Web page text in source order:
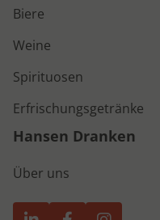
Biere
Weine
Spirituosen
Erfrischungsgetränke
Hansen Dranken
Über uns